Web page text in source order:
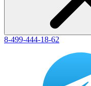
8-499-444-18-62